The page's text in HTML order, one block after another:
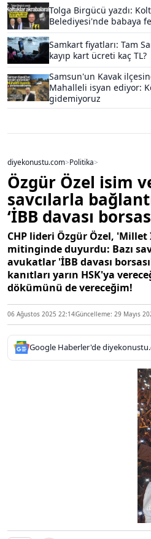
Tolga Birgücü yazdı:
Belediyesi'nde babaya
Samkart fiyatları: Tam
kayıp kart ücreti kaç TL?
Samsun'un Kavak
Mahalleli isyan ediyor:
gidemiyoruz
diyekonustu.com>Politika>
Özgür Özel isim
savcılarla
‘İBB davası
CHP lideri Özgür Özel, 'Millet
mitinginde duyurdu: Bazı
avukatlar 'İBB davası
kanıtları yarın HSK'ya
dökümünü de vereceğim!
06 Ağustos 2025 22:14Güncelleme: 29 Mayıs
Google Haberler'de